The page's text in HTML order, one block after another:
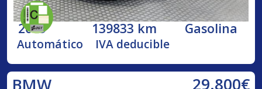
2019 139833 km Gasolina
Automático IVA deducible
BMW 29.800€